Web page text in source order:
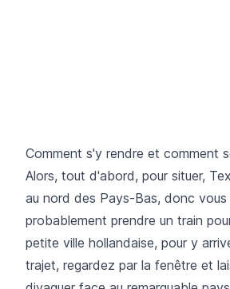
Comment s'y rendre et comment
Alors, tout d'abord, pour situer,
au nord des Pays-Bas, donc
probablement prendre un train
petite ville hollandaise, pour y
trajet, regardez par la fenêtre et